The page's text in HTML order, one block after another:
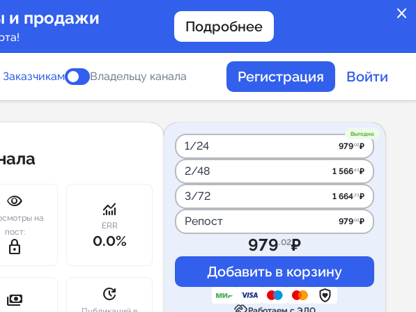
close
и продажи Подробнее
Индекс читаемости каналов в
Telegram
New
сопровождение
Заказчикам Владельцу канала Регистрация Войти
visibility
на
пост:
lock_outline
monitoring
ERR
0.0%
payments update
Выгодно
1/24 979.02₽
2/48 1 566.43₽
3/72 1 664.33₽
Репост 979.02₽
979.02₽